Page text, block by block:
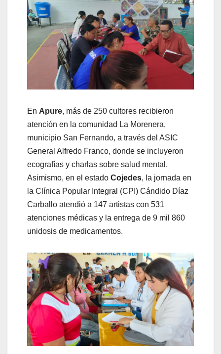
​En Apure, más de 250 cultores recibieron
atención en la comunidad La Morenera,
municipio San Fernando, a través del ASIC
General Alfredo Franco, donde se incluyeron
ecografías y charlas sobre salud mental.
Asimismo, en el estado Cojedes, la jornada en
la Clínica Popular Integral (CPI) Cándido Díaz
Carballo atendió a 147 artistas con 531
atenciones médicas y la entrega de 9 mil 860
unidosis de medicamentos.